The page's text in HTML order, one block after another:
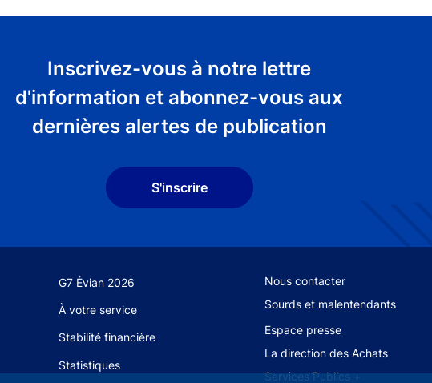
Inscrivez-vous à notre lettre
d'information et abonnez-vous aux
dernières alertes de publication
S'inscrire
G7 Évian 2026
À votre service
Stabilité financière
Statistiques
Footer secondary menu
Nous contacter
Sourds et malentendants
Espace presse
La direction des Achats
Services Publics +